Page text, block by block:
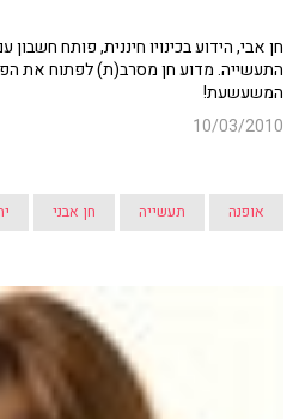
חן אבי, הידוע בכינויו חיננית, פותח
התעשייה. מדוע חן מסרב(ת) לפתוח את
המשעשעת!
10/03/2010
אופנה תעשייה חן אבני